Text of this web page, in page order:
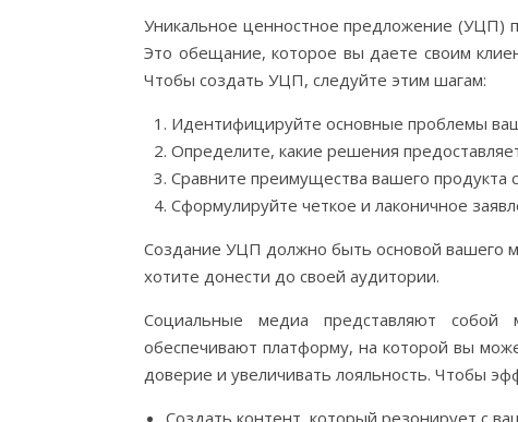
Уникальное ценностное предложение (УЦП)
Это обещание, которое вы даете своим
Чтобы создать УЦП, следуйте этим шагам:
Идентифицируйте основные проблемы
Определите, какие решения
Сравните преимущества вашего продукта
Сформулируйте четкое и лаконичное
Создание УЦП должно быть основой вашего
хотите донести до своей аудитории.
Социальные медиа представляют
обеспечивают платформу, на которой вы
доверие и увеличивать лояльность. Чтобы
Создать контент, который резонирует с